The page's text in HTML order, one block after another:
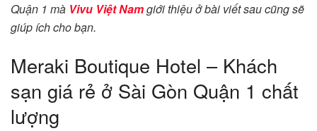
Quận 1 mà Vivu Việt Namgiới thiệu ở bài viết sau cũng sẽ
giúp ích cho bạn.
Meraki Boutique Hotel – Khách
sạn giá rẻ ở Sài Gòn Quận 1 chất
lượng